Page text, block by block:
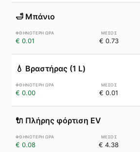
🛁 Μπάνιο
€ 0.01 € 0.73
💧 Βραστήρας (1 L)
€ 0.00 € 0.01
🔌 Πλήρης φόρτιση EV
€ 0.08 € 4.38